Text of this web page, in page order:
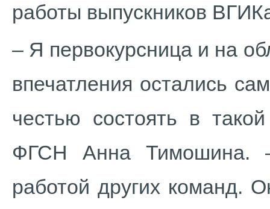
работы выпускников
– Я первокурсница и на
впечатления остались
честью состоять в
ФГСН Анна Тимошина.
работой других команд.